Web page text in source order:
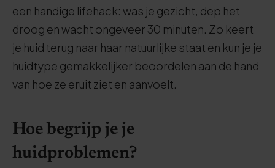
een handige lifehack: was je gezicht, dep het
droog en wacht ongeveer 30 minuten. Zo keert
je huid terug naar haar natuurlijke staat en kun je je
huidtype gemakkelijker beoordelen aan de hand
van hoe ze eruit ziet en aanvoelt.
Hoe begrijp je je
huidproblemen?